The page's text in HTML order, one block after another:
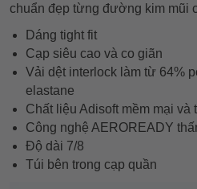
chuẩn đẹp từng đường kim mũi
Dáng tight fit
Cạp siêu cao và co giãn
Vải dệt interlock làm từ 64%
elastane
Chất liệu Adisoft mềm mại và
Công nghệ AEROREADY
Độ dài 7/8
Túi bên trong cạp quần